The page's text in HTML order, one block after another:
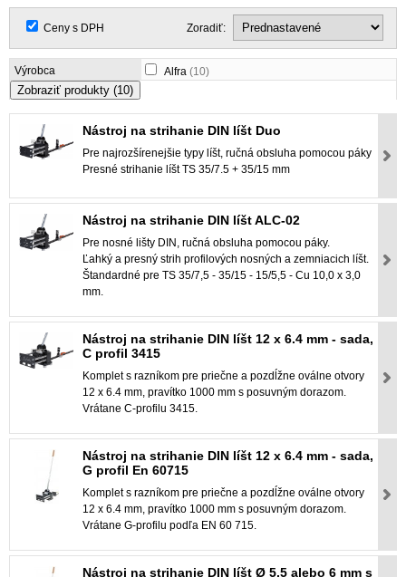
Ceny s DPH Zoradiť:
Výrobca Alfra (10)
Zobraziť produkty (10)
Nástroj na strihanie DIN líšt Duo
Pre najrozšírenejšie typy líšt, ručná obsluha pomocou páky
Presné strihanie líšt TS 35/7.5 + 35/15 mm
Nástroj na strihanie DIN líšt ALC-02
Pre nosné lišty DIN, ručná obsluha pomocou páky.
Ľahký a presný strih profilových nosných a zemniacich líšt.
Štandardné pre TS 35/7,5 - 35/15 - 15/5,5 - Cu 10,0 x 3,0
mm.
Nástroj na strihanie DIN líšt 12 x 6.4 mm - sada,
C profil 3415
Komplet s razníkom pre priečne a pozdĺžne oválne otvory
12 x 6.4 mm, pravítko 1000 mm s posuvným dorazom.
Vrátane C-profilu 3415.
Nástroj na strihanie DIN líšt 12 x 6.4 mm - sada,
G profil En 60715
Komplet s razníkom pre priečne a pozdĺžne oválne otvory
12 x 6.4 mm, pravítko 1000 mm s posuvným dorazom.
Vrátane G-profilu podľa EN 60 715.
Nástroj na strihanie DIN líšt Ø 5,5 alebo 6 mm s